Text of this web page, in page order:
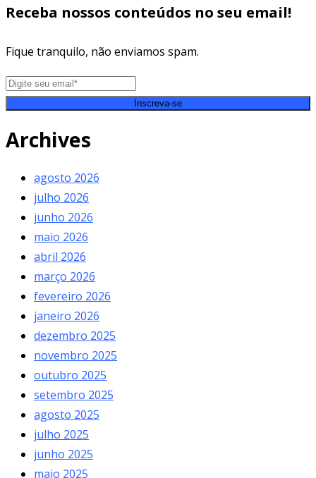
Receba nossos conteúdos no seu email!
Fique tranquilo, não enviamos spam.
Inscreva-se
Archives
agosto 2026
julho 2026
junho 2026
maio 2026
abril 2026
março 2026
fevereiro 2026
janeiro 2026
dezembro 2025
novembro 2025
outubro 2025
setembro 2025
agosto 2025
julho 2025
junho 2025
maio 2025